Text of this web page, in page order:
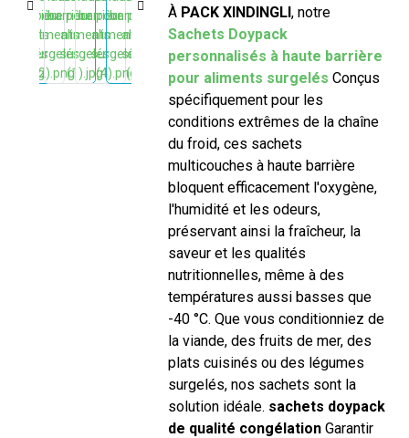
À PACK XINDINGLI, notre
Sachets Doypack
personnalisés à haute barrière
pour aliments surgelés Conçus
spécifiquement pour les
conditions extrêmes de la chaîne
du froid, ces sachets
multicouches à haute barrière
bloquent efficacement l'oxygène,
l'humidité et les odeurs,
préservant ainsi la fraîcheur, la
saveur et les qualités
nutritionnelles, même à des
températures aussi basses que
-40 °C. Que vous conditionniez de
la viande, des fruits de mer, des
plats cuisinés ou des légumes
surgelés, nos sachets sont la
solution idéale. sachets doypack
de qualité congélationGarantir